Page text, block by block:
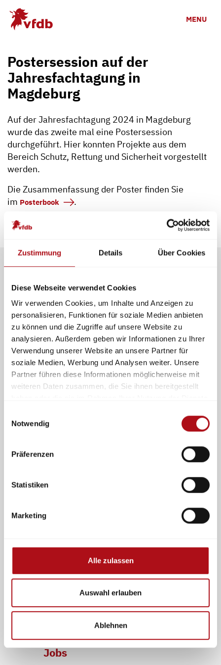
Zustimmung Details Über Cookies
Diese Webseite verwendet Cookies
Wir verwenden Cookies, um Inhalte und Anzeigen zu
personalisieren, Funktionen für soziale Medien anbieten
zu können und die Zugriffe auf unsere Website zu
analysieren. Außerdem geben wir Informationen zu Ihrer
Verwendung unserer Website an unsere Partner für
soziale Medien, Werbung und Analysen weiter. Unsere
Partner führen diese Informationen möglicherweise mit
weiteren Daten zusammen, die Sie ihnen bereitgestellt
Notwendig
Präferenzen
Statistiken
Marketing
Alle zulassen
Auswahl erlauben
Ablehnen
Zum Hauptinhalt
MENU
Postersession auf der
Jahresfachtagung in
Magdeburg
Auf der Jahresfachtagung 2024 in Magdeburg
wurde das zweite mal eine Postersession
durchgeführt. Hier konnten Projekte aus dem
Bereich Schutz, Rettung und Sicherheit vorgestellt
werden.
Die Zusammenfassung der Poster finden Sie
im Posterbook .
Mitmachen und Kontakteknüpfen
im Netzwerk für Schutz, Rettung
und Sicherheit
Jobs